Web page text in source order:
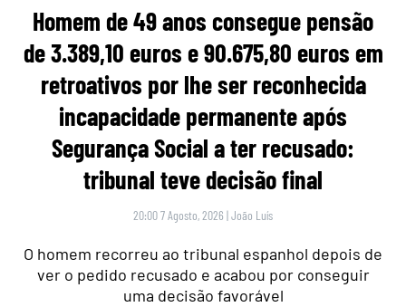
Homem de 49 anos consegue pensão
de 3.389,10 euros e 90.675,80 euros em
retroativos por lhe ser reconhecida
incapacidade permanente após
Segurança Social a ter recusado:
tribunal teve decisão final
20:00 7 Agosto, 2026 |João Luís
O homem recorreu ao tribunal espanhol depois de
ver o pedido recusado e acabou por conseguir
uma decisão favorável